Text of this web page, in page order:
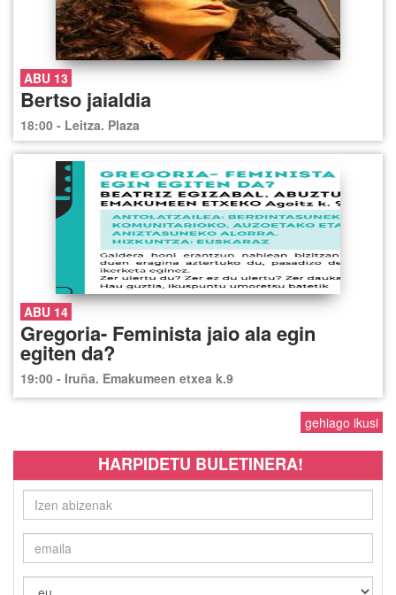
ABU 13
Bertso jaialdia
18:00 - Leitza. Plaza
ABU 14
Gregoria- Feminista jaio ala egin
egiten da?
19:00 - Iruña. Emakumeen etxea k.9
gehiago ikusi
HARPIDETU BULETINERA!